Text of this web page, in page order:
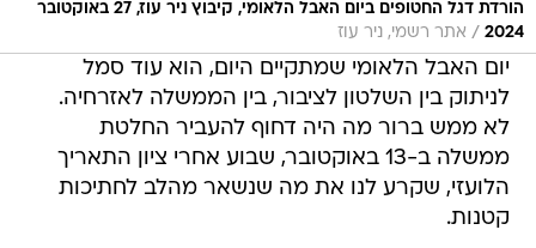
הורדת דגל החטופים ביום האבל הלאומי, קיבוץ ניר עוז, 27 באוקטובר
2024
/ אתר רשמי, ניר עוז
יום האבל הלאומי שמתקיים היום, הוא עוד סמל
לניתוק בין השלטון לציבור, בין הממשלה לאזרחיה.
לא ממש ברור מה היה דחוף להעביר החלטת
ממשלה ב-13 באוקטובר, שבוע אחרי ציון התאריך
הלועזי, שקרע לנו את מה שנשאר מהלב לחתיכות
קטנות.